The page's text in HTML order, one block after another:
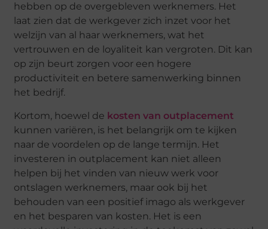
hebben op de overgebleven werknemers. Het
laat zien dat de werkgever zich inzet voor het
welzijn van al haar werknemers, wat het
vertrouwen en de loyaliteit kan vergroten. Dit kan
op zijn beurt zorgen voor een hogere
productiviteit en betere samenwerking binnen
het bedrijf.
Kortom, hoewel de kosten van outplacement
kunnen variëren, is het belangrijk om te kijken
naar de voordelen op de lange termijn. Het
investeren in outplacement kan niet alleen
helpen bij het vinden van nieuw werk voor
ontslagen werknemers, maar ook bij het
behouden van een positief imago als werkgever
en het besparen van kosten. Het is een